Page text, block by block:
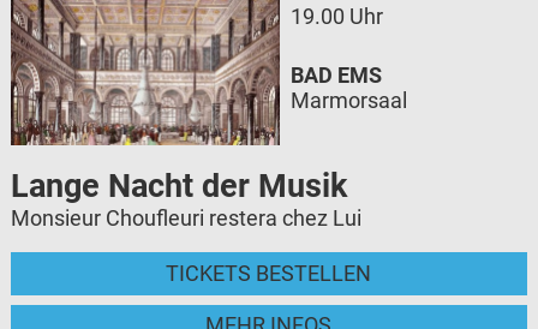
19.00 Uhr
Lange Nacht der Musik
Monsieur Choufleuri restera chez Lui
TICKETS BESTELLEN
BAD EMS
Marmorsaal